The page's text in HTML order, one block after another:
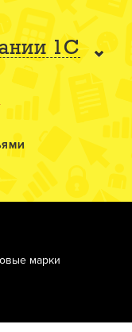
1С
марки